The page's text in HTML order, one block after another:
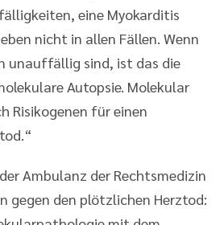
eine Myokarditis
nicht in allen Fällen. Wenn
unauffällig sind, ist das die
Autopsie. Molekular
Risikogenen für einen
Ambulanz der Rechtsmedizin
gegen den plötzlichen Herztod: